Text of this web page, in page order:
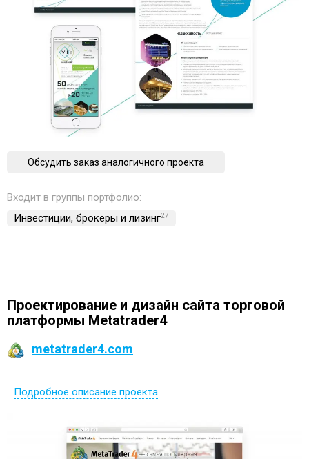
Обсудить заказ аналогичного проекта
Входит в группы портфолио:
Инвестиции, брокеры и лизинг27
Проектирование и дизайн сайта торговой
платформы Metatrader4
metatrader4.com
Подробное описание проекта